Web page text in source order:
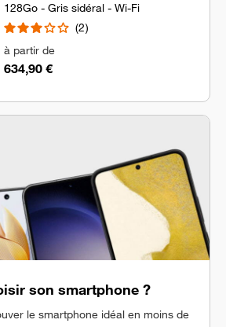
128Go - Gris sidéral - Wi-Fi
2
à partir de
634,90 €
son smartphone ?
le smartphone idéal en moins de